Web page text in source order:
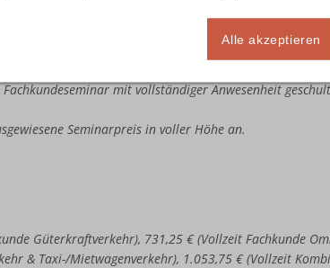
Alle akzeptieren
bei der IHK vorweisen.
in Höhe von 487,50 € (Vollzeit Fachkunde
Güterkraftverkehr & Taxi-/Mietwagenverkehr),
Mietwagenverkehr) sowie 772,50 € (Vollzeit Kombi-
mit vollständiger Anwesenheit
Seminarpreis in voller Höhe an.
Güterkraftverkehr), 731,25 € (Vollzeit Fachkunde
& Taxi-/Mietwagenverkehr), 1.053,75 € (Vollzeit